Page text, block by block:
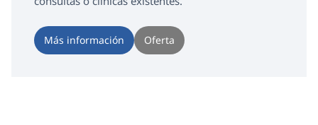
Más información Oferta